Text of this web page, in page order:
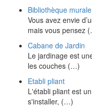
Bibliothèque murale
Vous avez envie
mais vous pensez
Cabane de Jardin
Le jardinage est
les couches (…)
Etabli pliant
L'établi pliant est
s'installer, (…)